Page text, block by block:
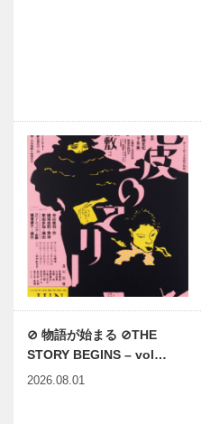
⊘ 物語が始まる ⊘THE
STORY BEGINS – vol…
2026.08.01